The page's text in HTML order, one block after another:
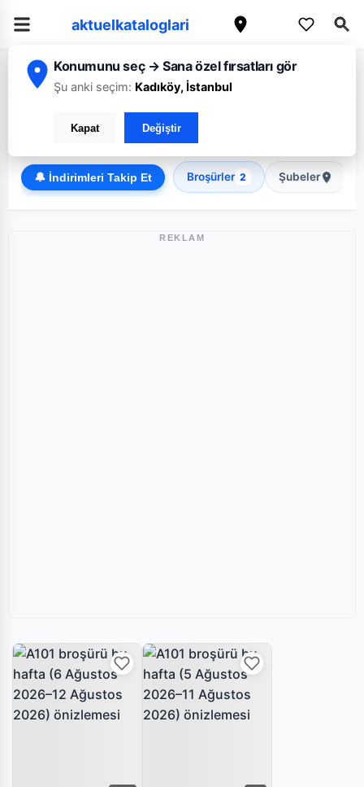
aktuelkataloglari
Konumunu seç → Sana özel fırsatları gör
Şu anki seçim: Kadıköy, İstanbul
Kapat Değiştir
Ana Sayfa/Antalya/ A101
Discount
🔔 İndirimleri Takip Et Broşürler 2 Şubeler
REKLAM